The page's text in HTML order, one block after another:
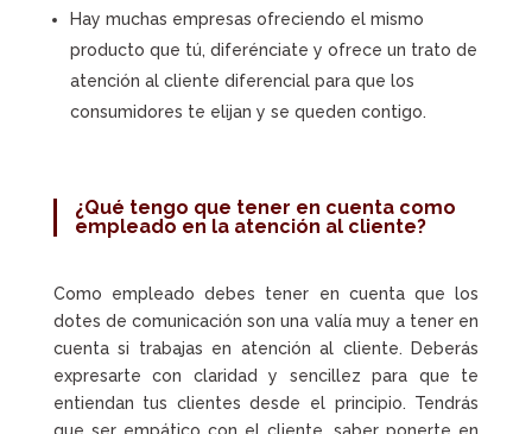
Hay muchas empresas ofreciendo el mismo
producto que tú, diferénciate y ofrece un trato de
atención al cliente diferencial para que los
consumidores te elijan y se queden contigo.
¿Qué tengo que tener en cuenta como
empleado en la atención al cliente?
Como empleado debes tener en cuenta que los
dotes de comunicación son una valía muy a tener en
cuenta si trabajas en atención al cliente. Deberás
expresarte con claridad y sencillez para que te
entiendan tus clientes desde el principio. Tendrás